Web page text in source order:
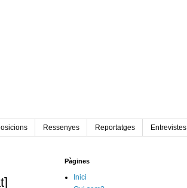
Ressenyes Reportatges Entrevistes
Pàgines
Inici